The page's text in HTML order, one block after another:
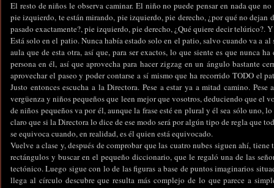
El resto de niños le observa caminar. El niño no puede pensar en nada que
pie izquierdo, te están mirando, pie izquierdo, pie derecho, ¿por qué no dejan
pasado exactamente?, pie izquierdo, pie derecho, ¿Qué quiere decir telúrico?. Y
Está solo en el patio. Nunca había estado solo en el patio, salvo cuando va a
aula que de esta otra, así que, para ser exactos, lo que siente es que nunca
persona en él, así que aprovecha para hacer zigzag en un ángulo bastante
aprovechar el paseo y poder contarse a sí mismo que ha recorrido TODO el
Justo entonces escucha a la Directora. Pese a estar ya a mitad camino.
vergüenza y niños pequeños que leen mejor que vosotros, deduciendo que el
de niños pequeños va por él, aunque la frase esté en plural y él sea sólo uno,
claro que si la Directora lo dice de ese modo será por algún tipo de regla que
se equivoca cuando, en realidad, es él quien está equivocado.
Vuelve a clase y, después de comprobar que las cuatro nubes siguen ahí,
rectángulos y buscar en el pequeño diccionario, que le regaló una de las
tectónico. Luego sigue con lo de las figuras a base de puntos imaginarios
llega al círculo descubre que resulta más complejo de lo que parece a